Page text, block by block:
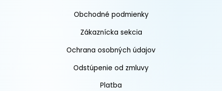
Obchodné podmienky
Zákaznícka sekcia
Ochrana osobných údajov
Odstúpenie od zmluvy
Platba